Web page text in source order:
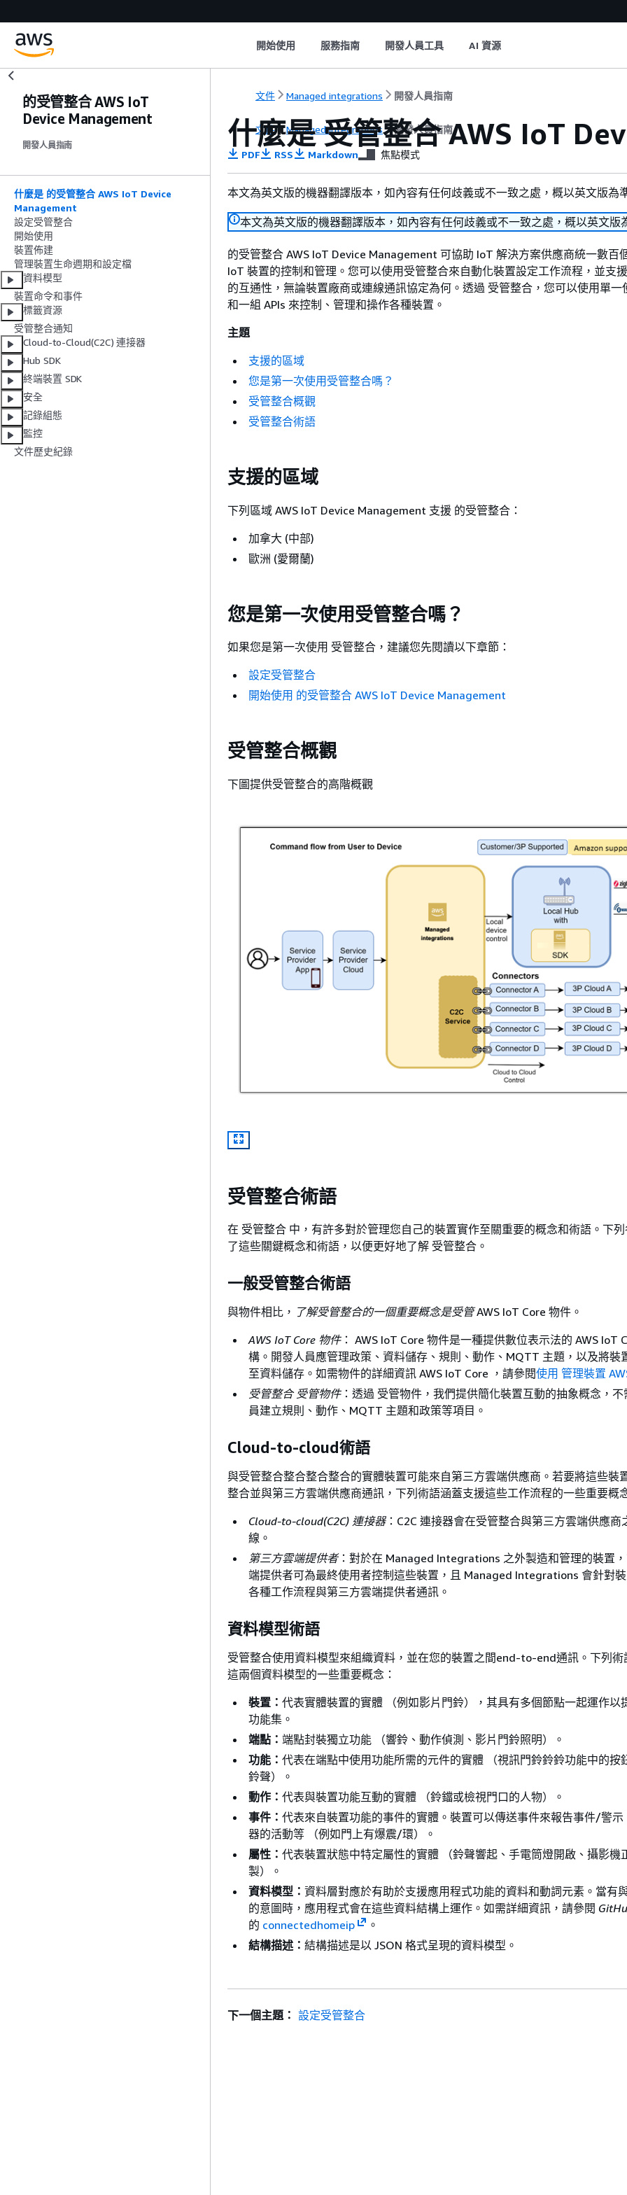
開始使用 服務指南 開發人員工具 AI 資源
的受管整合 AWS IoT
Device Management
開發人員指南
什麼是 的受管整合 AWS IoT Device
Management
設定受管整合
開始使用
裝置佈建
管理裝置生命週期和設定檔
資料模型
裝置命令和事件
標籤資源
受管整合通知
Cloud-to-Cloud(C2C) 連接器
Hub SDK
終端裝置 SDK
安全
記錄組態
監控
文件歷史紀錄
文件 Managed integrations 開發人員指南
文件 Managed integrations 開發人員指南
什麼是 受管整合 AWS IoT
PDF RSS Markdown 焦點模式
本文為英文版的機器翻譯版本，如內容有任何歧義或不一致之處，概以英文版為
本文為英文版的機器翻譯版本，如內容有任何歧義或不一致之處，概以英文版
的受管整合 AWS IoT Device Management 可協助 IoT 解決方案供應商統一數百
IoT 裝置的控制和管理。您可以使用受管整合來自動化裝置設定工作流程，並支
的互通性，無論裝置廠商或連線通訊協定為何。透過 受管整合，您可以使用單一
和一組 APIs 來控制、管理和操作各種裝置。
主題
支援的區域
您是第一次使用受管整合嗎？
受管整合概觀
受管整合術語
支援的區域
下列區域 AWS IoT Device Management 支援 的受管整合：
加拿大 (中部)
歐洲 (愛爾蘭)
您是第一次使用受管整合嗎？
如果您是第一次使用 受管整合，建議您先閱讀以下章節：
設定受管整合
開始使用 的受管整合 AWS IoT Device Management
受管整合概觀
下圖提供受管整合的高階概觀
受管整合術語
在 受管整合 中，有許多對於管理您自己的裝置實作至關重要的概念和術語。下
了這些關鍵概念和術語，以便更好地了解 受管整合。
一般受管整合術語
與物件相比， 了解受管整合的一個重要概念是受管AWS IoT Core 物件。
AWS IoT Core 物件： AWS IoT Core 物件是一種提供數位表示法的 AWS IoT
構。開發人員應管理政策、資料儲存、規則、動作、MQTT 主題，以及將裝
至資料儲存。如需物件的詳細資訊 AWS IoT Core ，請參閱使用 管理裝置
受管整合 受管物件：透過 受管物件，我們提供簡化裝置互動的抽象概念，
員建立規則、動作、MQTT 主題和政策等項目。
Cloud-to-cloud術語
與受管整合整合整合整合的實體裝置可能來自第三方雲端供應商。若要將這些裝
整合並與第三方雲端供應商通訊，下列術語涵蓋支援這些工作流程的一些重要概
Cloud-to-cloud(C2C) 連接器：C2C 連接器會在受管整合與第三方雲端供應商
線。
第三方雲端提供者：對於在 Managed Integrations 之外製造和管理的裝置
端提供者可為最終使用者控制這些裝置，且 Managed Integrations 會針對
各種工作流程與第三方雲端提供者通訊。
資料模型術語
受管整合使用資料模型來組織資料，並在您的裝置之間end-to-end通訊。下列術
這兩個資料模型的一些重要概念：
裝置： 代表實體裝置的實體 （例如影片門鈴），其具有多個節點一起運作以
功能集。
端點： 端點封裝獨立功能 （響鈴、動作偵測、影片門鈴照明）。
功能： 代表在端點中使用功能所需的元件的實體 （視訊門鈴鈴鈴功能中的按
鈴聲）。
動作： 代表與裝置功能互動的實體 （鈴鐺或檢視門口的人物）。
事件： 代表來自裝置功能的事件的實體。裝置可以傳送事件來報告事件/警示
器的活動等 （例如門上有爆震/環）。
屬性： 代表裝置狀態中特定屬性的實體 （鈴聲響起、手電筒燈開啟、攝影機
製）。
資料模型： 資料層對應於有助於支援應用程式功能的資料和動詞元素。當有
的意圖時，應用程式會在這些資料結構上運作。如需詳細資訊，請參閱
的 connectedhomeip
。
結構描述： 結構描述是以 JSON 格式呈現的資料模型。
下一個主題： 設定受管整合